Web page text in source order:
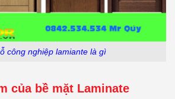
công nghiệp lamiante là gì
của bề mặt Laminate